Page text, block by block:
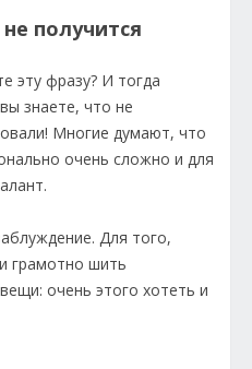
получится
эту фразу? И тогда
знаете, что не
Многие думают, что
очень сложно и для
Для того,
грамотно шить
очень этого хотеть и